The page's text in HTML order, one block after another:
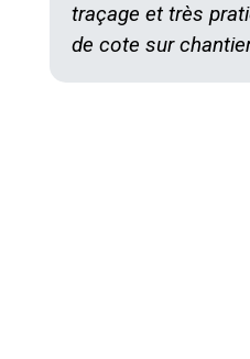
traçage et très
de cote sur